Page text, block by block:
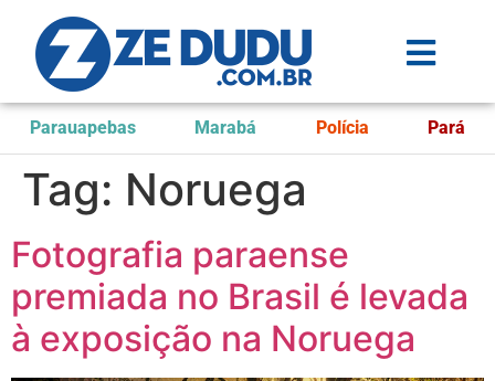
Parauapebas Marabá Polícia Pará
Tag: Noruega
Fotografia paraense
premiada no Brasil é levada
à exposição na Noruega